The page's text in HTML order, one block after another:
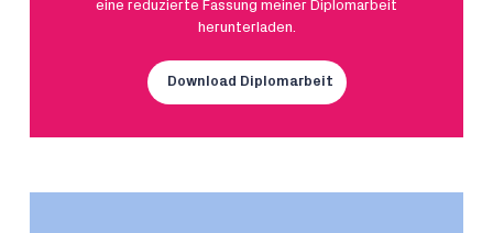
eine reduzierte Fassung meiner Diplomarbeit
herunterladen.
Download Diplomarbeit